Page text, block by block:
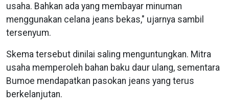
usaha. Bahkan ada yang membayar minuman
menggunakan celana jeans bekas," ujarnya sambil
tersenyum.
Skema tersebut dinilai saling menguntungkan. Mitra
usaha memperoleh bahan baku daur ulang, sementara
Bumoe mendapatkan pasokan jeans yang terus
berkelanjutan.